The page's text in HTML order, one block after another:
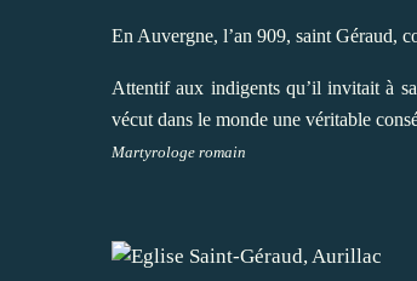
En Auvergne, l’an 909, saint Géraud,
Attentif aux indigents qu’il invitait à
vécut dans le monde une véritable
Martyrologe romain